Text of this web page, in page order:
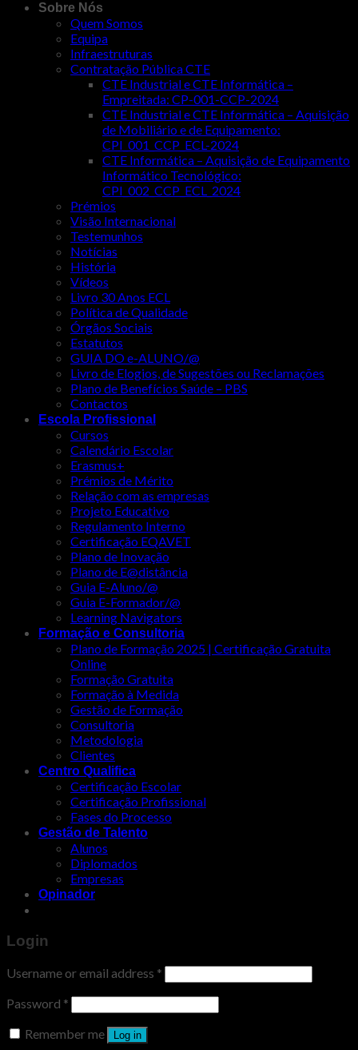
Sobre Nós
Quem Somos
Equipa
Infraestruturas
Contratação Pública CTE
CTE Industrial e CTE Informática –
Empreitada: CP-001-CCP-2024
CTE Industrial e CTE Informática – Aquisição
de Mobiliário e de Equipamento:
CPI_001_CCP_ECL-2024
CTE Informática – Aquisição de Equipamento
Informático Tecnológico:
CPI_002_CCP_ECL_2024
Prémios
Visão Internacional
Testemunhos
Notícias
História
Vídeos
Livro 30 Anos ECL
Política de Qualidade
Órgãos Sociais
Estatutos
GUIA DO e-ALUNO/@
Livro de Elogios, de Sugestões ou Reclamações
Plano de Benefícios Saúde – PBS
Contactos
Escola Profissional
Cursos
Calendário Escolar
Erasmus+
Prémios de Mérito
Relação com as empresas
Projeto Educativo
Regulamento Interno
Certificação EQAVET
Plano de Inovação
Plano de E@distância
Guia E-Aluno/@
Guia E-Formador/@
Learning Navigators
Formação e Consultoria
Plano de Formação 2025 | Certificação Gratuita
Online
Formação Gratuita
Formação à Medida
Gestão de Formação
Consultoria
Metodologia
Clientes
Centro Qualifica
Certificação Escolar
Certificação Profissional
Fases do Processo
Gestão de Talento
Alunos
Diplomados
Empresas
Opinador
Login
Username or email address *
Password *
Remember me
Log in